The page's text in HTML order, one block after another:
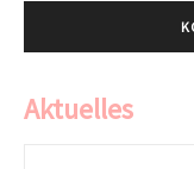
Aktuelles